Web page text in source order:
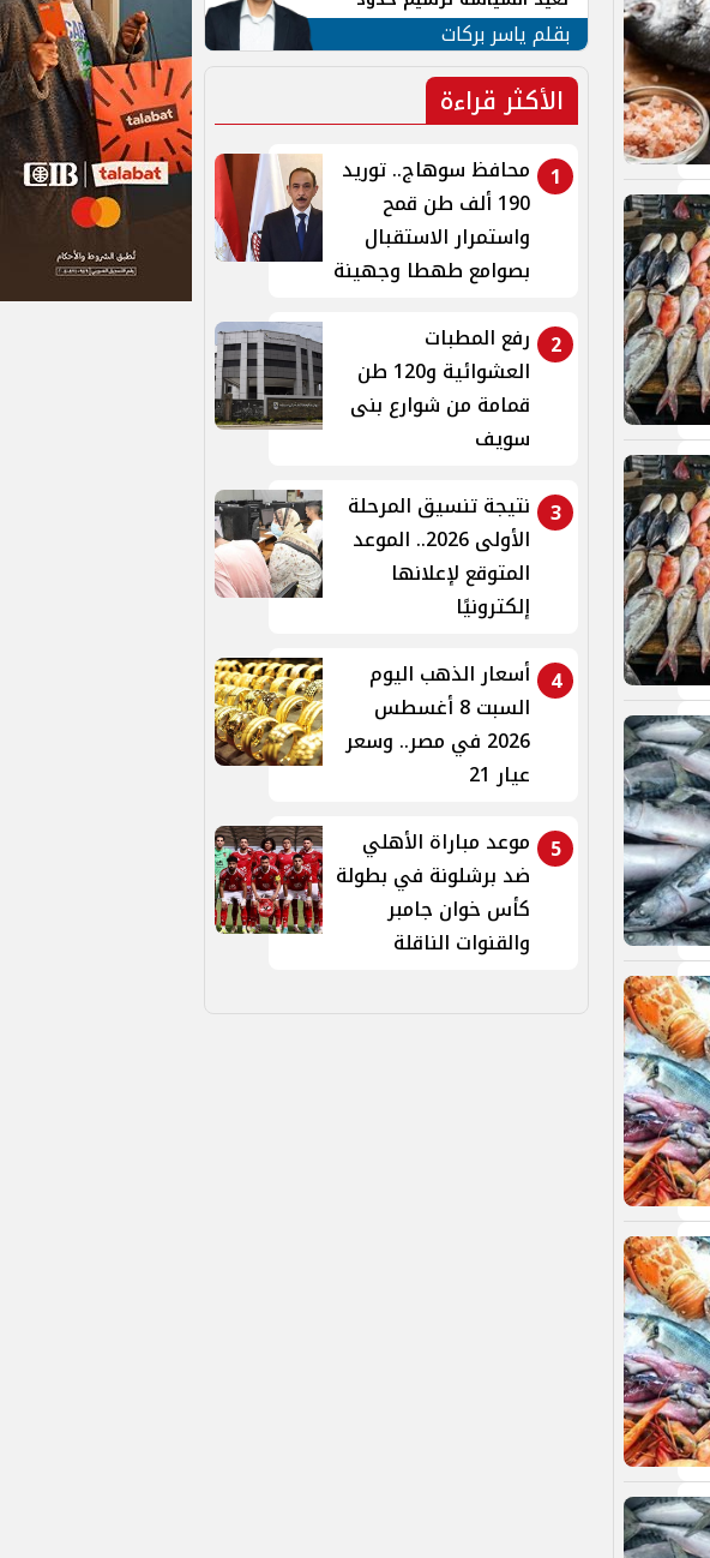
الأمن القومي العربي
بقلم ياسر بركات
الأكثر قراءة
1
محافظ سوهاج.. توريد
190 ألف طن قمح
واستمرار الاستقبال
بصوامع طهطا وجهينة
2
رفع المطبات
العشوائية و120 طن
قمامة من شوارع بنى
سويف
3 نتيجة تنسيق المرحلة
الأولى 2026.. الموعد
المتوقع لإعلانها
إلكترونيًا
4
أسعار الذهب اليوم
السبت 8 أغسطس
2026 في مصر.. وسعر
عيار 21
5
موعد مباراة الأهلي
ضد برشلونة في بطولة
كأس خوان جامبر
والقنوات الناقلة